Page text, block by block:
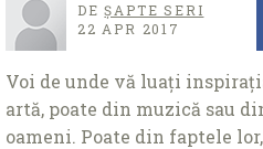
DEȘAPTE SERI
22 APR 2017
Voi de unde vă luaţi
artă, poate din muzică sau
oameni. Poate din faptele